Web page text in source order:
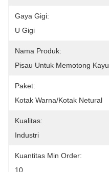
Gaya Gigi:
U Gigi
Nama Produk:
Pisau Untuk Memotong Kayu
Paket:
Kotak Warna/Kotak Netural
Kualitas:
Industri
Kuantitas Min Order:
10